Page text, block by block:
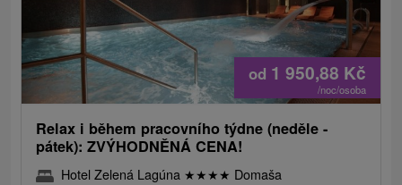
od 1 950,88 Kč
/noc/osoba
Relax i během pracovního týdne (neděle -
pátek): ZVÝHODNĚNÁ CENA!
Hotel Zelená Lagúna ★★★★ Domaša